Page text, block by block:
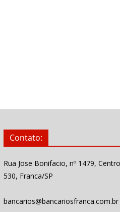
Contato:
Rua Jose Bonifacio, nº 1479,
530, Franca/SP
bancarios@bancariosfranca.com.br